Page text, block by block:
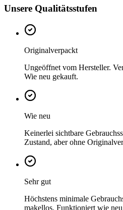
Unsere Qualitätsstufen
Originalverpackt
Ungeöffnet vom Hersteller.
Wie neu gekauft.
Wie neu
Keinerlei sichtbare
Zustand, aber ohne
Sehr gut
Höchstens minimale
makellos. Funktioniert wie